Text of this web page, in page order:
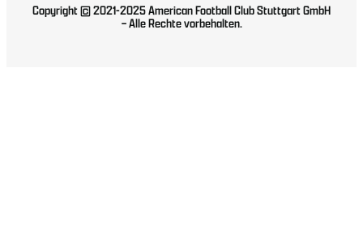
Copyright © 2021-2025 American Football Club Stuttgart GmbH
– Alle Rechte vorbehalten.